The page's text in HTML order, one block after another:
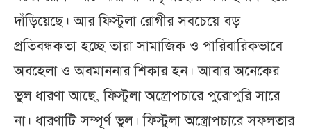
দাঁড়িয়েছে। আর ফিস্টুলা রোগীর সবচেয়ে বড়
প্রতিবন্ধকতা হচ্ছে তারা সামাজিক ও পারিবারিকভাবে
অবহেলা ও অবমাননার শিকার হন। আবার অনেকের
ভুল ধারণা আছে, ফিস্টুলা অস্ত্রোপচারে পুরোপুরি সারে
না। ধারণাটি সম্পূর্ণ ভুল। ফিস্টুলা অস্ত্রোপচারে সফলতার